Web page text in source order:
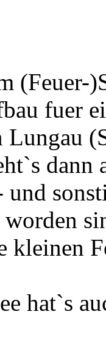
fuer
Lungau
kleinen
hat`s